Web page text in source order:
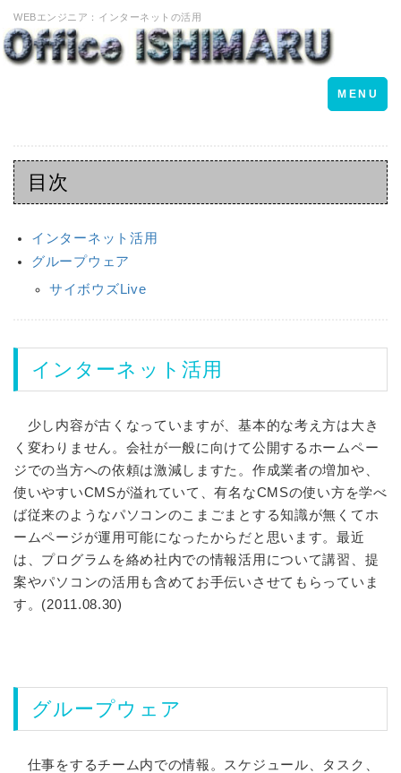
WEBエンジニア：インターネットの活用
Toggle
navigation
MENU
目次
インターネット活用
グループウェア
サイボウズLive
インターネット活用
少し内容が古くなっていますが、基本的な考え方は大き
く変わりません。会社が一般に向けて公開するホームペー
ジでの当方への依頼は激減しますた。作成業者の増加や、
使いやすいCMSが溢れていて、有名なCMSの使い方を学べ
ば従来のようなパソコンのこまごまとする知識が無くてホ
ームページが運用可能になったからだと思います。最近
は、プログラムを絡め社内での情報活用について講習、提
案やパソコンの活用も含めてお手伝いさせてもらっていま
す。(2011.08.30)
グループウェア
仕事をするチーム内での情報。スケジュール、タスク、